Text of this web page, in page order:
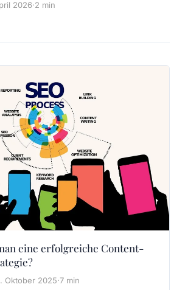
2026·2 min
eine erfolgreiche Content-
Oktober 2025·7 min